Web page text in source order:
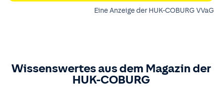
Eine Anzeige der HUK-COBURG VVaG
Wissenswertes aus dem Magazin der
HUK-COBURG